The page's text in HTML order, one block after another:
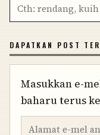
DAPATKAN POST
Masukkan e-
baharu terus